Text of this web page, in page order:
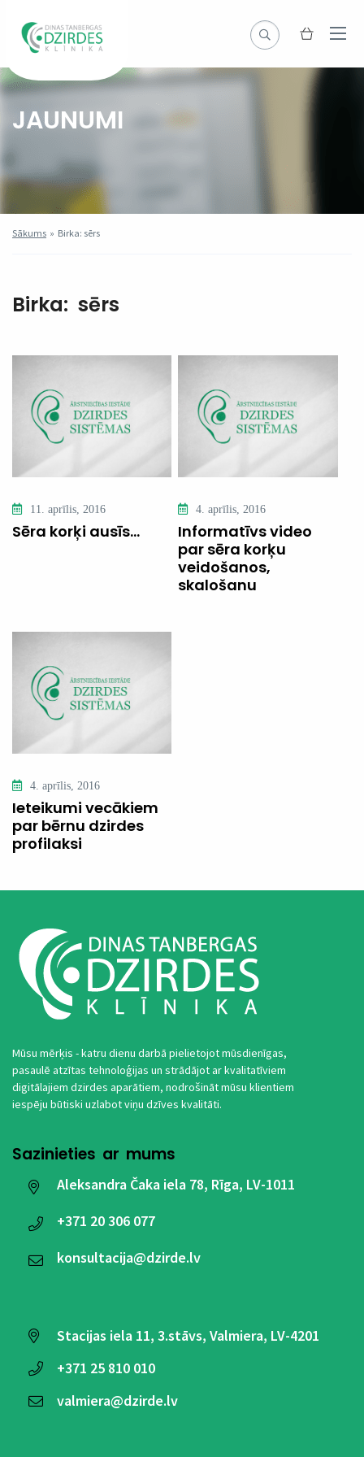
JAUNUMI
Sākums » Birka: sērs
Birka: sērs
11. aprīlis, 2016
Sēra korķi ausīs…
4. aprīlis, 2016
Informatīvs video
par sēra korķu
veidošanos,
skalošanu
4. aprīlis, 2016
Ieteikumi vecākiem
par bērnu dzirdes
profilaksi
Mūsu mērķis - katru dienu darbā pielietojot mūsdienīgas,
pasaulē atzītas tehnoloģijas un strādājot ar kvalitatīviem
digitālajiem dzirdes aparātiem, nodrošināt mūsu klientiem
iespēju būtiski uzlabot viņu dzīves kvalitāti.
Sazinieties ar mums
Aleksandra Čaka iela 78, Rīga, LV-1011
+371 20 306 077
konsultacija@dzirde.lv
Stacijas iela 11, 3.stāvs, Valmiera, LV-4201
+371 25 810 010
valmiera@dzirde.lv